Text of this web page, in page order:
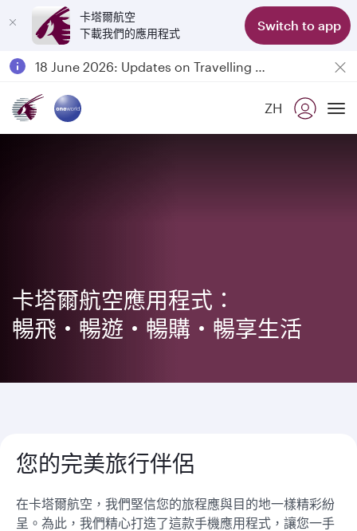
卡塔爾航空
下載我們的應用程式
Switch to app
Passengers flying between Doha and Auckland on QR914 and QR915
18 June 2026: Updates on Travelling with Power Banks
ZH
卡塔爾航空應用程式：
暢飛・暢遊・暢購・暢享生活
您的完美旅行伴侶
在卡塔爾航空，我們堅信您的旅程應與目的地一樣精彩紛
呈。為此，我們精心打造了這款手機應用程式，讓您一手